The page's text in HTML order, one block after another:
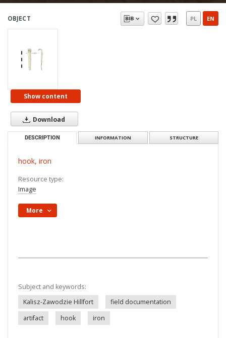
OBJECT PL EN
Show content
Download
DESCRIPTION INFORMATION STRUCTURE
hook, iron
Resource type:
Image
More
Subject and keywords:
Kalisz-Zawodzie Hillfort
field documentation
artifact
hook iron